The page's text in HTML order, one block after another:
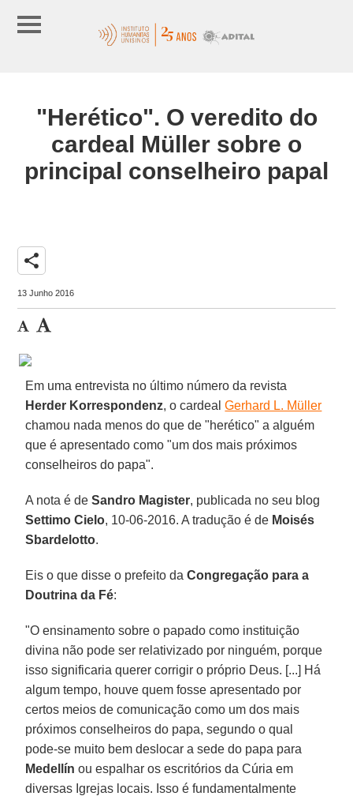
"Herético". O veredito do
cardeal Müller sobre o
principal conselheiro papal
share
13 Junho 2016
Em uma entrevista no último número da revista
Herder Korrespondenz, o cardealGerhard L. Müller
chamou nada menos do que de "herético" a alguém
que é apresentado como "um dos mais próximos
conselheiros do papa".
A nota é deSandro Magister, publicada no seu blog
Settimo Cielo, 10-06-2016. A tradução é de Moisés
Sbardelotto.
Eis o que disse o prefeito daCongregação para a
Doutrina da Fé:
"O ensinamento sobre o papado como instituição
divina não pode ser relativizado por ninguém, porque
isso significaria querer corrigir o próprio Deus. [...] Há
algum tempo, houve quem fosse apresentado por
certos meios de comunicação como um dos mais
próximos conselheiros do papa, segundo o qual
pode-se muito bem deslocar a sede do papa para
Medellín ou espalhar os escritórios da Cúria em
diversas Igrejas locais. Isso é fundamentalmente